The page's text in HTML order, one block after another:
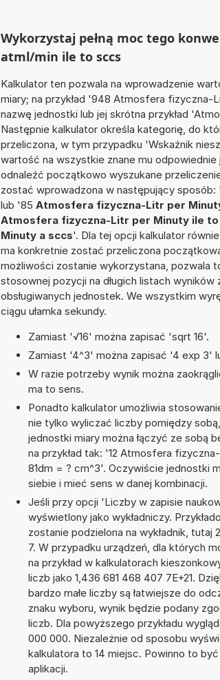
Wykorzystaj pełną moc tego
atml/min ile to sccs
Kalkulator ten pozwala na wprowadzenie
miary; na przykład '948 Atmosfera fizyczna-
nazwę jednostki lub jej skrótna przykład
Następnie kalkulator określa kategorię, do
przeliczona, w tym przypadku 'Wskaźnik
wartość na wszystkie znane mu
odnaleźć początkowo wyszukane
zostać wprowadzona w następujący
lub '85 Atmosfera fizyczna-Litr per
Atmosfera fizyczna-Litr per Minuty ile to
Minuty a sccs'. Dla tej opcji kalkulator
ma konkretnie zostać przeliczona
możliwości zostanie wykorzystana, pozwala
stosownej pozycji na długich listach
obsługiwanych jednostek. We wszystkim
ciągu ułamka sekundy.
Zamiast '√16' można zapisać 'sqrt 16'.
Zamiast '4^3' można zapisać '4 exp 3'
W razie potrzeby wynik można
ma to sens.
Ponadto kalkulator umożliwia
nie tylko wyliczać liczby pomiędzy
jednostki miary można łączyć ze sobą
na przykład tak: '12 Atmosfera
81dm = ? cm^3'. Oczywiście jednostki
siebie i mieć sens w danej kombinacji.
Jeśli przy opcji 'Liczby w zapisie
wyświetlony jako wykładniczy.
zostanie podzielona na wykładnik, tutaj
7. W przypadku urządzeń, dla których
na przykład w kalkulatorach
liczb jako 1,436 681 468 407 7E+21.
bardzo małe liczby są łatwiejsze do
znaku wyboru, wynik będzie podany
liczb. Dla powyższego przykładu
000 000. Niezależnie od sposobu
kalkulatora to 14 miejsc. Powinno to
aplikacji.